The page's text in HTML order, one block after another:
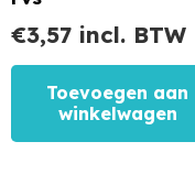
€3,57 incl. BTW
Toevoegen aan
winkelwagen